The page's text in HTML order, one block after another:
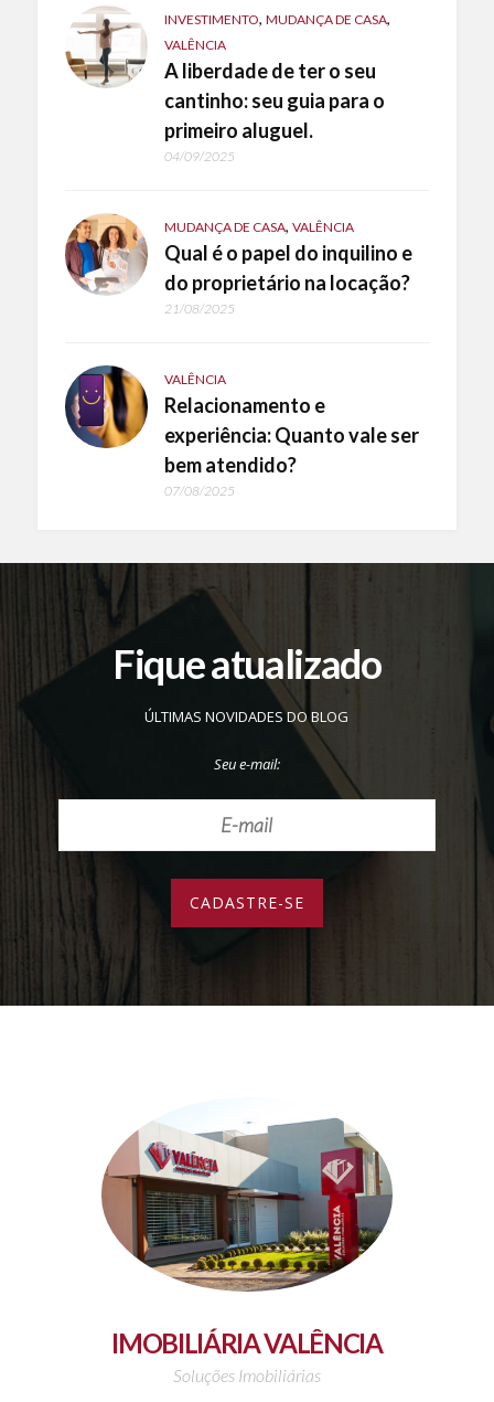
INVESTIMENTO, MUDANÇA DE CASA,
VALÊNCIA
A liberdade de ter o seu
cantinho: seu guia para o
primeiro aluguel.
04/09/2025
MUDANÇA DE CASA, VALÊNCIA
Qual é o papel do inquilino e
do proprietário na locação?
21/08/2025
VALÊNCIA
Relacionamento e
experiência: Quanto vale ser
bem atendido?
07/08/2025
Fique atualizado
ÚLTIMAS NOVIDADES DO BLOG
Seu e-mail:
IMOBILIÁRIA VALÊNCIA
Soluções Imobiliárias